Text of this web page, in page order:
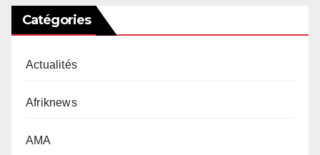
Catégories
Actualités
Afriknews
AMA